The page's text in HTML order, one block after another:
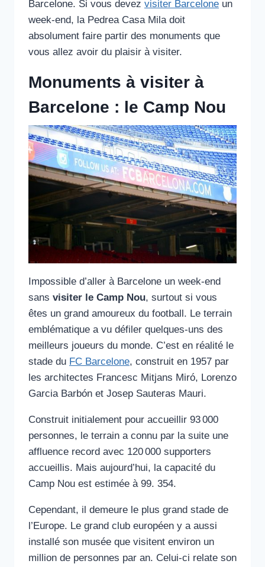
Barcelone. Si vous devez visiter Barcelone un
week-end, la Pedrea Casa Mila doit
absolument faire partir des monuments que
vous allez avoir du plaisir à visiter.
Monuments à visiter à
Barcelone : le Camp Nou
Impossible d’aller à Barcelone un week-end
sans visiter le Camp Nou, surtout si vous
êtes un grand amoureux du football. Le terrain
emblématique a vu défiler quelques-uns des
meilleurs joueurs du monde. C’est en réalité le
stade du FC Barcelone, construit en 1957 par
les architectes Francesc Mitjans Miró, Lorenzo
Garcia Barbón et Josep Sauteras Mauri.
Construit initialement pour accueillir 93 000
personnes, le terrain a connu par la suite une
affluence record avec 120 000 supporters
accueillis. Mais aujourd’hui, la capacité du
Camp Nou est estimée à 99. 354.
Cependant, il demeure le plus grand stade de
l’Europe. Le grand club européen y a aussi
installé son musée que visitent environ un
million de personnes par an. Celui-ci relate son